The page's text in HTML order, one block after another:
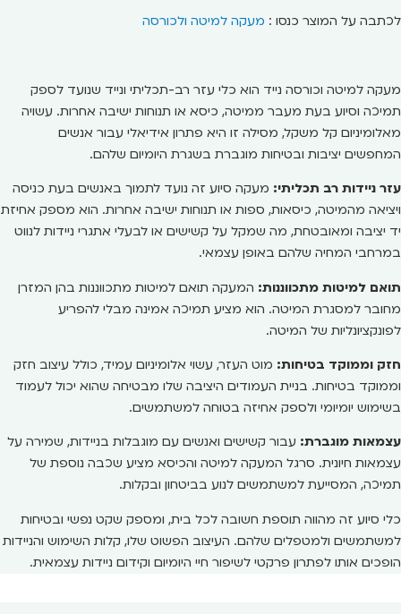
לכתבה על המוצר כנסו : מעקה למיטה ולכורסה
מעקה למיטה וכורסה נייד הוא כלי עזר רב-תכליתי ונייד שנועד לספק
תמיכה וסיוע בעת מעבר ממיטה, כיסא או תנוחות ישיבה אחרות. עשויה
מאלומיניום קל משקל, מסילה זו היא פתרון אידיאלי עבור אנשים
המחפשים יציבות ובטיחות מוגברת בשגרת היומיום שלהם.
עזר ניידות רב תכליתי: מעקה סיוע זה נועד לתמוך באנשים בעת כניסה
ויציאה מהמיטה, כיסאות, ספות או תנוחות ישיבה אחרות. הוא מספק אחיזת
יד יציבה ומאובטחת, מה שמקל על קשישים או לבעלי אתגרי ניידות לנווט
במרחבי המחיה שלהם באופן עצמאי.
תואם למיטות מתכווננות: המעקה תואם למיטות מתכווננות בהן המזרן
מחובר למסגרת המיטה. הוא מציע תמיכה אמינה מבלי להפריע
לפונקציונליות של המיטה.
חזק וממוקד בטיחות: מוט העזר, עשוי אלומיניום עמיד, כולל עיצוב חזק
וממוקד בטיחות. בניית העמודים היציבה שלו מבטיחה שהוא יכול לעמוד
בשימוש יומיומי ולספק אחיזה בטוחה למשתמשים.
עצמאות מוגברת: עבור קשישים ואנשים עם מוגבלות בניידות, שמירה על
עצמאות חיונית. סרגל המעקה למיטה והכיסא מציע שכבה נוספת של
תמיכה, המסייעת למשתמשים לנוע בביטחון ובקלות.
כלי סיוע זה מהווה תוספת חשובה לכל בית, ומספק שקט נפשי ובטיחות
למשתמשים ולמטפלים שלהם. העיצוב הפשוט שלו, קלות השימוש והניידות
הופכים אותו לפתרון פרקטי לשיפור חיי היומיום וקידום ניידות עצמאית.